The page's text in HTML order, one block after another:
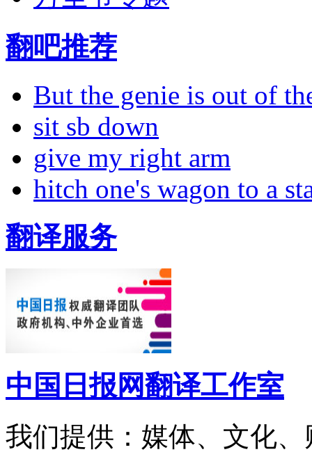
翻吧推荐
But the genie is out of
sit sb down
give my right arm
hitch one's wagon to a
翻译服务
中国日报网翻译工作室
我们提供：媒体、文化